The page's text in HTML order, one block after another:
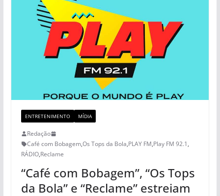
ENTRETENIMENTO MÍDIA
Redação
Café com Bobagem,Os Tops da Bola,PLAY FM,Play FM 92.1,
RÁDIO,Reclame
“Café com Bobagem”, “Os Tops
da Bola” e “Reclame” estreiam